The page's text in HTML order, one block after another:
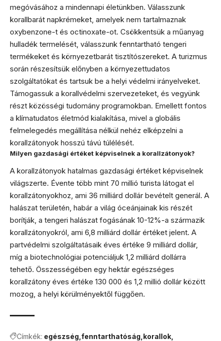
megóvásához a mindennapi életünkben. Válasszunk
korallbarát napkrémeket, amelyek nem tartalmaznak
oxybenzone-t és octinoxate-ot. Csökkentsük a műanyag
hulladék termelését, válasszunk fenntartható tengeri
termékeket és környezetbarát tisztítószereket. A turizmus
során részesítsük előnyben a környezettudatos
szolgáltatókat és tartsuk be a helyi védelmi irányelveket.
Támogassuk a korallvédelmi szervezeteket, és vegyünk
részt közösségi tudomány programokban. Emellett fontos
a klímatudatos életmód kialakítása, mivel a globális
felmelegedés megállítása nélkül nehéz elképzelni a
korallzátonyok hosszú távú túlélését.
Milyen gazdasági értéket képviselnek a korallzátonyok?
A korallzátonyok hatalmas gazdasági értéket képviselnek
világszerte. Évente több mint 70 millió turista látogat el
korallzátonyokhoz, ami 36 milliárd dollár bevételt generál. A
halászat területén, habár a világ óceánjainak kis részét
borítják, a tengeri halászat fogásának 10-12%-a származik
korallzátonyokról, ami 6,8 milliárd dollár értéket jelent. A
partvédelmi szolgáltatásaik éves értéke 9 milliárd dollár,
míg a biotechnológiai potenciáljuk 1,2 milliárd dollárra
tehető. Összességében egy hektár egészséges
korallzátony éves értéke 130 000 és 1,2 millió dollár között
mozog, a helyi körülményektől függően.
Címkék: egészség fenntarthatóság korallok